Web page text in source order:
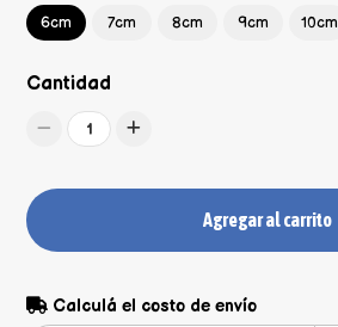
6cm 7cm 8cm 9cm 10cm
Cantidad
1
Agregar al carrito
Calculá el costo de envío